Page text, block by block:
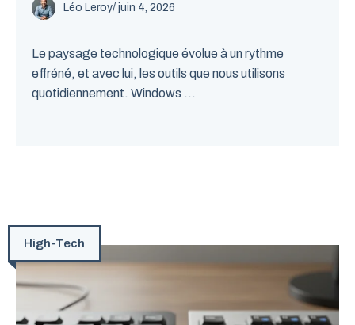
Léo Leroy/ juin 4, 2026
Le paysage technologique évolue à un rythme
effréné, et avec lui, les outils que nous utilisons
quotidiennement. Windows ...
High-Tech